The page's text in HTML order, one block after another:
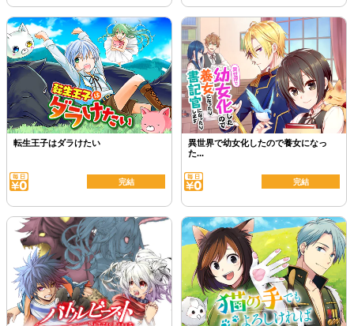
転生王子はダラけたい
完結
異世界で幼女化したので養女になっ
た...
完結